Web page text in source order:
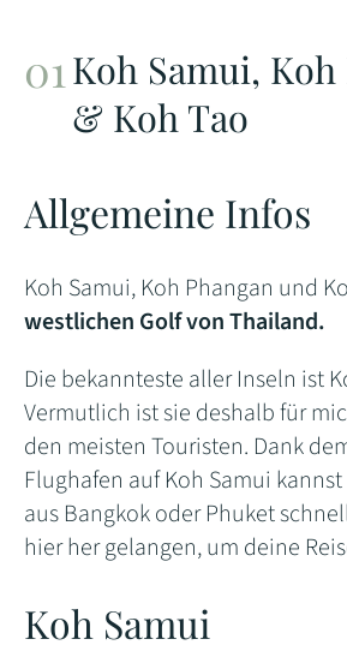
Koh Samui, Koh
& Koh Tao
Allgemeine Infos
Koh Samui, Koh Phangan und
westlichen Golf von Thailand.
Die bekannteste aller Inseln ist
Vermutlich ist sie deshalb für
den meisten Touristen. Dank
Flughafen auf Koh Samui
aus Bangkok oder Phuket
hier her gelangen, um deine
Koh Samui